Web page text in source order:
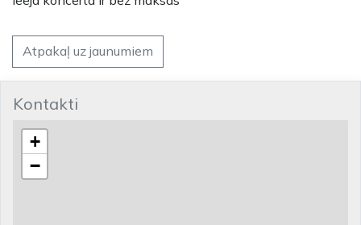
Atpakaļ uz jaunumiem
Kontakti
+
−